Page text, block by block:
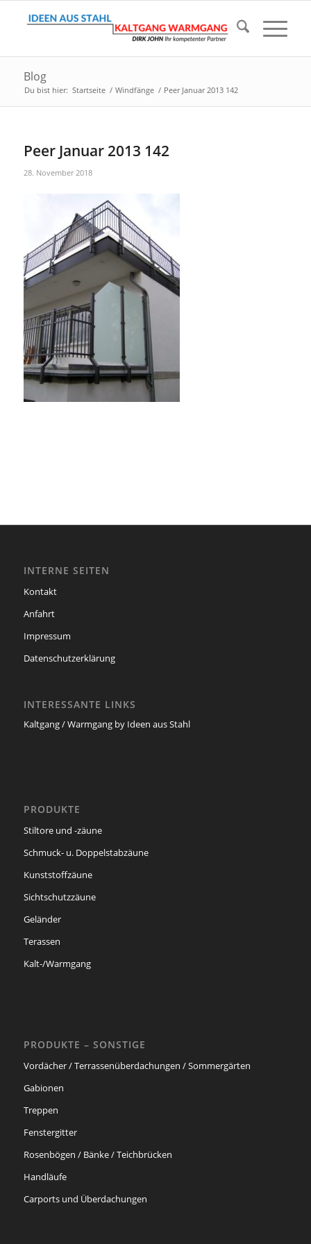
Blog
Du bist hier: Startseite / Windfänge / Peer Januar 2013 142
Peer Januar 2013 142
28. November 2018
INTERNE SEITEN
Kontakt
Anfahrt
Impressum
Datenschutzerklärung
INTERESSANTE LINKS
Kaltgang / Warmgang by Ideen aus Stahl
PRODUKTE
Stiltore und -zäune
Schmuck- u. Doppelstabzäune
Kunststoffzäune
Sichtschutzzäune
Geländer
Terassen
Kalt-/Warmgang
PRODUKTE – SONSTIGE
Vordächer / Terrassenüberdachungen / Sommergärten
Gabionen
Treppen
Fenstergitter
Rosenbögen / Bänke / Teichbrücken
Handläufe
Carports und Überdachungen